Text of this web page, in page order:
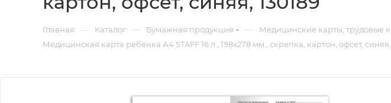
Главная — Каталог — Бумажная продукция — Медицинские карты, трудовые
Медицинская карта ребёнка А4 STAFF 16 л., 198х278 мм., скрепка, картон, офсет, синяя,